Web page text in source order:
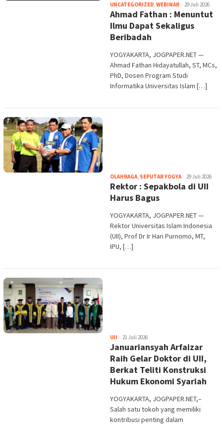
UNCATEGORIZED, WEBINARHeri
Purwata
29 Juli 2026
Ahmad Fathan : Menuntut
Ilmu Dapat Sekaligus
Beribadah
YOGYAKARTA, JOGPAPER.NET —
Ahmad Fathan Hidayatullah, ST, MCs,
PhD, Dosen Program Studi
Informatika Universitas Islam […]
OLAHRAGA, SEPUTAR YOGYAHeri
Purwata
29 Juli 2026
Rektor : Sepakbola di UII
Harus Bagus
YOGYAKARTA, JOGPAPER.NET —
Rektor Universitas Islam Indonesia
(UII), Prof Dr Ir Hari Purnomo, MT,
IPU, […]
UII
Iswara
21 Juli 2026
Januariansyah Arfaizar
Raih Gelar Doktor di UII,
Berkat Teliti Konstruksi
Hukum Ekonomi Syariah
YOGYAKARTA, JOGPAPER.NET,–
Salah satu tokoh yang memiliki
kontribusi penting dalam